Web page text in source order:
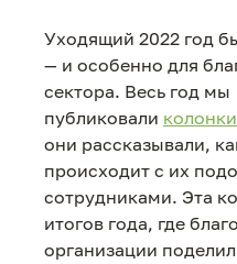
Уходящий 2022 год
— и особенно для
сектора. Весь год мы
публиковали колонки
они рассказывали,
происходит с их
сотрудниками. Эта
итогов года, где
организации